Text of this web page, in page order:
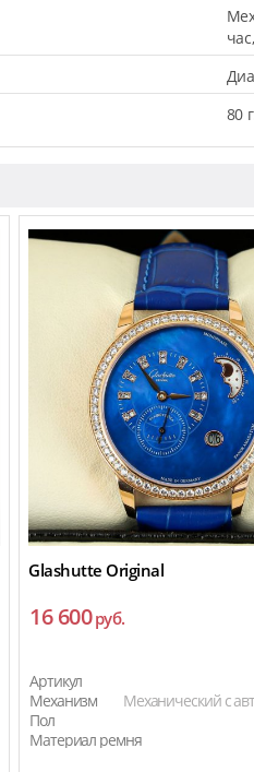
80
Glashutte Original
16 600руб.
Артикул
Механизм
Механический с
Пол
Материал ремня